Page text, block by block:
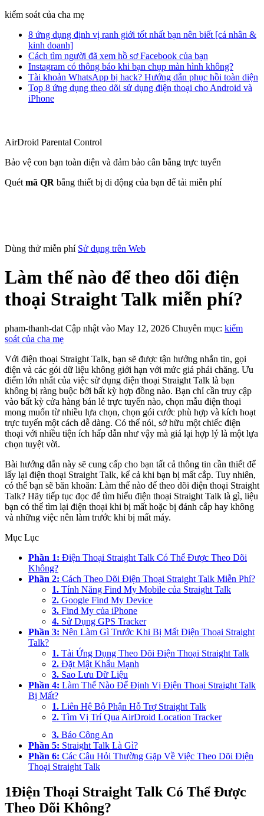
kiểm soát của cha mẹ
8 ứng dụng định vị ranh giới tốt nhất bạn nên biết [cá nhân &
kinh doanh]
Cách tìm người đã xem hồ sơ Facebook của bạn
Instagram có thông báo khi bạn chụp màn hình không?
Tài khoản WhatsApp bị hack? Hướng dẫn phục hồi toàn diện
Top 8 ứng dụng theo dõi sử dụng điện thoại cho Android và
iPhone
AirDroid Parental Control
Bảo vệ con bạn toàn diện và đảm bảo cân bằng trực tuyến
Quét mã QR bằng thiết bị di động của bạn để tải miễn phí
Dùng thử miễn phí Sử dụng trên Web
Làm thế nào để theo dõi điện
thoại Straight Talk miễn phí?
pham-thanh-dat Cập nhật vào May 12, 2026 Chuyên mục: kiểm
soát của cha mẹ
Với điện thoại Straight Talk, bạn sẽ được tận hưởng nhắn tin, gọi
điện và các gói dữ liệu không giới hạn với mức giá phải chăng. Ưu
điểm lớn nhất của việc sử dụng điện thoại Straight Talk là bạn
không bị ràng buộc bởi bất kỳ hợp đồng nào. Bạn chỉ cần truy cập
vào bất kỳ cửa hàng bán lẻ trực tuyến nào, chọn mẫu điện thoại
mong muốn từ nhiều lựa chọn, chọn gói cước phù hợp và kích hoạt
trực tuyến một cách dễ dàng. Có thể nói, sở hữu một chiếc điện
thoại với nhiều tiện ích hấp dẫn như vậy mà giá lại hợp lý là một lựa
chọn tuyệt vời.
Bài hướng dẫn này sẽ cung cấp cho bạn tất cả thông tin cần thiết để
lấy lại điện thoại Straight Talk, kể cả khi bạn bị mất cắp. Tuy nhiên,
có thể bạn sẽ băn khoăn: Làm thế nào để theo dõi điện thoại Straight
Talk? Hãy tiếp tục đọc để tìm hiểu điện thoại Straight Talk là gì, liệu
bạn có thể tìm lại điện thoại khi bị mất hoặc bị đánh cắp hay không
và những việc nên làm trước khi bị mất máy.
Mục Lục
Phần 1: Điện Thoại Straight Talk Có Thể Được Theo Dõi
Không?
Phần 2: Cách Theo Dõi Điện Thoại Straight Talk Miễn Phí?
1. Tính Năng Find My Mobile của Straight Talk
2. Google Find My Device
3. Find My của iPhone
4. Sử Dụng GPS Tracker
Phần 3: Nên Làm Gì Trước Khi Bị Mất Điện Thoại Straight
Talk?
1. Tải Ứng Dụng Theo Dõi Điện Thoại Straight Talk
2. Đặt Mật Khẩu Mạnh
3. Sao Lưu Dữ Liệu
Phần 4: Làm Thế Nào Để Định Vị Điện Thoại Straight Talk
Bị Mất?
1. Liên Hệ Bộ Phận Hỗ Trợ Straight Talk
2. Tìm Vị Trí Qua AirDroid Location Tracker
3. Báo Công An
Phần 5: Straight Talk Là Gì?
Phần 6: Các Câu Hỏi Thường Gặp Về Việc Theo Dõi Điện
Thoại Straight Talk
1Điện Thoại Straight Talk Có Thể Được
Theo Dõi Không?